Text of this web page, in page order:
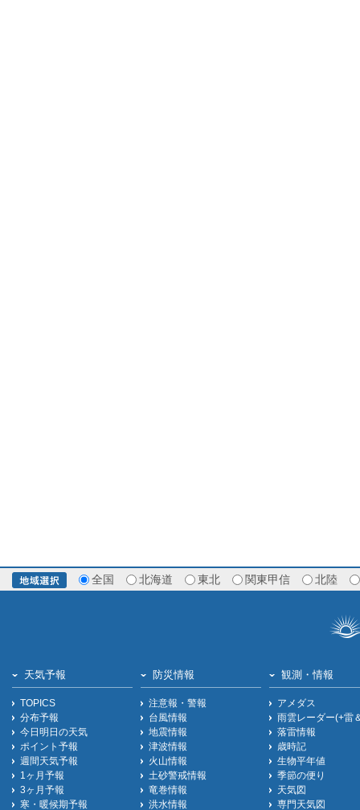
全国 北海道 東北 関東甲信 北陸
天気予報
TOPICS
分布予報
今日明日の天気
ポイント予報
週間天気予報
1ヶ月予報
3ヶ月予報
寒・暖候期予報
防災情報
注意報・警報
台風情報
地震情報
津波情報
火山情報
土砂警戒情報
竜巻情報
洪水情報
観測・情報
アメダス
雨雲レーダー(+雷
落雷情報
歳時記
生物平年値
季節の便り
天気図
専門天気図